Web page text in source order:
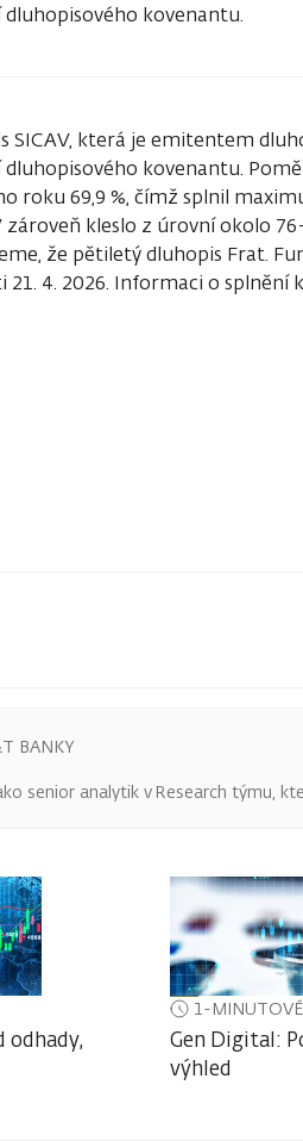
kovenantu.
SICAV, která je emitentem
kovenantu.
roku 69,9 %, čímž splnil
kleslo z úrovní okolo
že pětiletý dluhopis Frat.
4. 2026. Informaci o splnění
BANKY
senior analytik v Research týmu,
odhady,
1-
Gen Digital:
výhled